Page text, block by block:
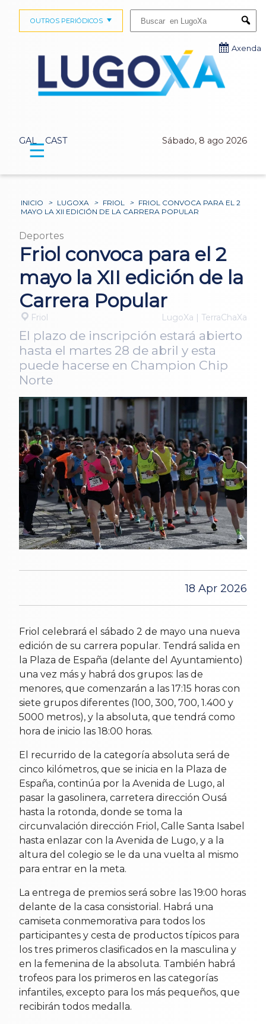
GAL CAST Sábado, 8 ago 2026
OUTROS PERIÓDICOS
Axenda
☰
INICIO > LUGOXA > FRIOL > FRIOL CONVOCA PARA EL 2
MAYO LA XII EDICIÓN DE LA CARRERA POPULAR
Deportes
Friol convoca para el 2
mayo la XII edición de la
Carrera Popular
Friol LugoXa | TerraChaXa
El plazo de inscripción estará abierto
hasta el martes 28 de abril y esta
puede hacerse en Champion Chip
Norte
18 Apr 2026
Friol celebrará el sábado 2 de mayo una nueva
edición de su carrera popular. Tendrá salida en
la Plaza de España (delante del Ayuntamiento)
una vez más y habrá dos grupos: las de
menores, que comenzarán a las 17:15 horas con
siete grupos diferentes (100, 300, 700, 1.400 y
5000 metros), y la absoluta, que tendrá como
hora de inicio las 18:00 horas.
El recurrido de la categoría absoluta será de
cinco kilómetros, que se inicia en la Plaza de
España, continúa por la Avenida de Lugo, al
pasar la gasolinera, carretera dirección Ousá
hasta la rotonda, donde se toma la
circunvalación dirección Friol, Calle Santa Isabel
hasta enlazar con la Avenida de Lugo, y a la
altura del colegio se le da una vuelta al mismo
para entrar en la meta.
La entrega de premios será sobre las 19:00 horas
delante de la casa consistorial. Habrá una
camiseta conmemorativa para todos los
participantes y cesta de productos típicos para
los tres primeros clasificados en la masculina y
en la femenina de la absoluta. También habrá
trofeos para los primeros en las categorías
infantiles, excepto para los más pequeños, que
recibirán todos medalla.